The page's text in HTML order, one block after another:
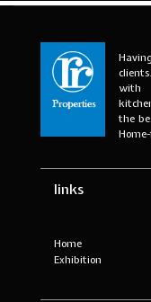
with
the
links
Home
Exhibition